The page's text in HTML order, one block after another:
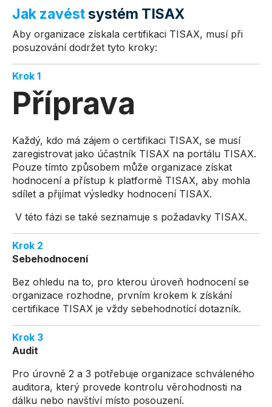
Jak zavéstsystém TISAX
Aby organizace získala certifikaci TISAX, musí při
posuzování dodržet tyto kroky:
Krok 1
Příprava
Každý, kdo má zájem o certifikaci TISAX, se musí
zaregistrovat jako účastník TISAX na portálu TISAX.
Pouze tímto způsobem může organizace získat
hodnocení a přístup k platformě TISAX, aby mohla
sdílet a přijímat výsledky hodnocení TISAX.
V této fázi se také seznamuje s požadavky TISAX.
Krok 2
Sebehodnocení
Bez ohledu na to, pro kterou úroveň hodnocení se
organizace rozhodne, prvním krokem k získání
certifikace TISAX je vždy sebehodnotící dotazník.
Krok 3
Audit
Pro úrovně 2 a 3 potřebuje organizace schváleného
auditora, který provede kontrolu věrohodnosti na
dálku nebo navštíví místo posouzení.